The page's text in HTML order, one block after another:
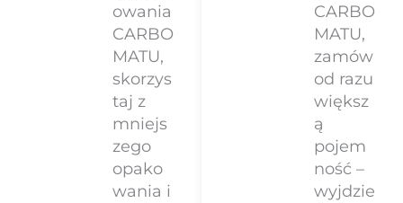
owania
CARBO
MATU,
skorzys
taj z
mniejs
zego
opako
wania i
CARBO
MATU,
zamów
od razu
większ
ą
pojem
ność –
wyjdzie